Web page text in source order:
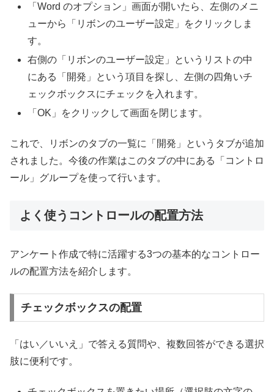
「Word のオプション」画面が開いたら、左側のメニ
ューから「リボンのユーザー設定」をクリックしま
す。
右側の「リボンのユーザー設定」というリストの中
にある「開発」という項目を探し、左側の四角いチ
ェックボックスにチェックを入れます。
「OK」をクリックして画面を閉じます。
これで、リボンのタブの一覧に「開発」というタブが追加
されました。今後の作業はこのタブの中にある「コントロ
ール」グループを使って行います。
よく使うコントロールの配置方法
アンケート作成で特に活躍する3つの基本的なコントロー
ルの配置方法を紹介します。
チェックボックスの配置
「はい／いいえ」で答える質問や、複数回答ができる選択
肢に便利です。